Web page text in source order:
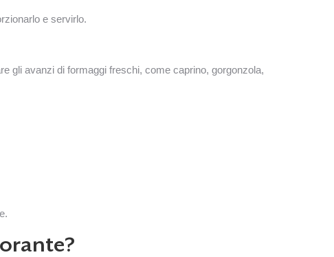
e servirlo.
gli avanzi di formaggi freschi, come caprino, gorgonzola,